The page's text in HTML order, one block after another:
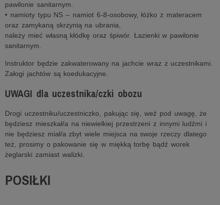
pawilonie sanitarnym.
• namioty typu NS – namiot 6-8-osobowy, łóżko z materacem
oraz zamykaną skrzynią na ubrania,
należy mieć własną kłódkę oraz śpiwór. Łazienki w pawilonie
sanitarnym.
Instruktor będzie zakwaterowany na jachcie wraz z uczestnikami.
Załogi jachtów są koedukacyjne.
UWAGI dla uczestnika/czki obozu
Drogi uczestniku/uczestniczko, pakując się, weź pod uwagę, że
będziesz mieszkał/a na niewielkiej przestrzeni z innymi ludźmi i
nie będziesz miał/a zbyt wiele miejsca na swoje rzeczy dlatego
też, prosimy o pakowanie się w miękką torbę bądź worek
żeglarski zamiast walizki.
POSIŁKI